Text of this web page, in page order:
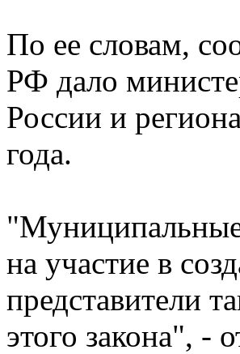
По ее словам,
РФ дало
России и
года.
"Муниципальные
на участие в
представители
этого закона", -